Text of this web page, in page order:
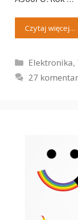
Czytaj więcej…
Kategorie
Elektronika,
27